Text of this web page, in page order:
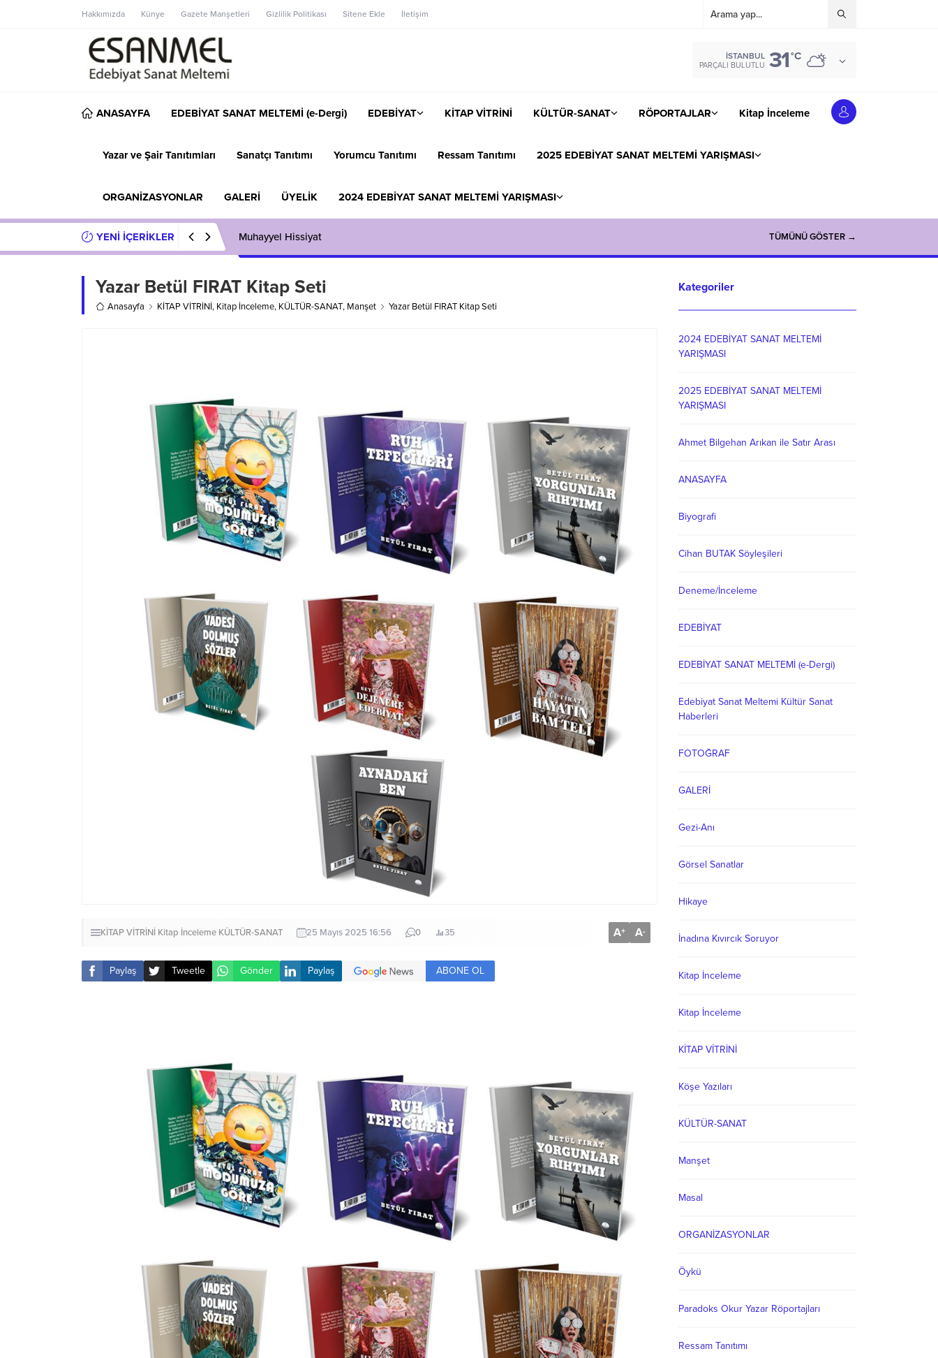
Hakkımızda Künye Gazete Manşetleri Gizlilik Politikası Sitene Ekle İletişim
İSTANBUL
PARÇALI BULUTLU 31°C
ANASAYFA EDEBİYAT SANAT MELTEMİ (e-Dergi) EDEBİYAT KİTAP VİTRİNİ KÜLTÜR-SANAT RÖPORTAJLAR Kitap İnceleme
Yazar ve Şair Tanıtımları Sanatçı Tanıtımı Yorumcu Tanıtımı Ressam Tanıtımı 2025 EDEBİYAT SANAT MELTEMİ YARIŞMASI
ORGANİZASYONLAR GALERİ ÜYELİK 2024 EDEBİYAT SANAT MELTEMİ YARIŞMASI
YENİ İÇERİKLER Muhayyel Hissiyat TÜMÜNÜ GÖSTER →
Yazar Betül FIRAT Kitap Seti
Anasayfa KİTAP VİTRİNİ, Kitap İnceleme, KÜLTÜR-SANAT, Manşet Yazar Betül FIRAT Kitap Seti
KİTAP VİTRİNİ Kitap İnceleme KÜLTÜR-SANAT 25 Mayıs 2025 16:56 0 35 A+ A-
Paylaş Tweetle Gönder Paylaş ABONE OL
Kategoriler
2024 EDEBİYAT SANAT MELTEMİ
YARIŞMASI
2025 EDEBİYAT SANAT MELTEMİ
YARIŞMASI
Ahmet Bilgehan Arıkan ile Satır Arası
ANASAYFA
Biyografi
Cihan BUTAK Söyleşileri
Deneme/İnceleme
EDEBİYAT
EDEBİYAT SANAT MELTEMİ (e-Dergi)
Edebiyat Sanat Meltemi Kültür Sanat
Haberleri
FOTOĞRAF
GALERİ
Gezi-Anı
Görsel Sanatlar
Hikaye
İnadına Kıvırcık Soruyor
Kitap İnceleme
Kitap İnceleme
KİTAP VİTRİNİ
Köşe Yazıları
KÜLTÜR-SANAT
Manşet
Masal
ORGANİZASYONLAR
Öykü
Paradoks Okur Yazar Röportajları
Ressam Tanıtımı